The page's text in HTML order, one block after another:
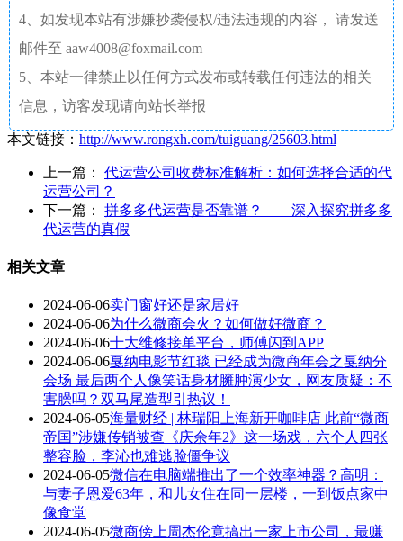
4、如发现本站有涉嫌抄袭侵权/违法违规的内容， 请发送
邮件至 aaw4008@foxmail.com
5、本站一律禁止以任何方式发布或转载任何违法的相关
信息，访客发现请向站长举报
本文链接： http://www.rongxh.com/tuiguang/25603.html
上一篇： 代运营公司收费标准解析：如何选择合适的代
运营公司？
下一篇： 拼多多代运营是否靠谱？——深入探究拼多多
代运营的真假
相关文章
2024-06-06卖门窗好还是家居好
2024-06-06为什么微商会火？如何做好微商？
2024-06-06十大维修接单平台，师傅闪到APP
2024-06-06戛纳电影节红毯 已经成为微商年会之戛纳分
会场 最后两个人像笑话身材臃肿演少女，网友质疑：不
害臊吗？双马尾造型引热议！
2024-06-05海量财经 | 林瑞阳上海新开咖啡店 此前“微商
帝国”涉嫌传销被查《庆余年2》这一场戏，六个人四张
整容脸，李沁也难逃脸僵争议
2024-06-05微信在电脑端推出了一个效率神器？高明：
与妻子恩爱63年，和儿女住在同一层楼，一到饭点家中
像食堂
2024-06-05微商傍上周杰伦竟搞出一家上市公司，最赚